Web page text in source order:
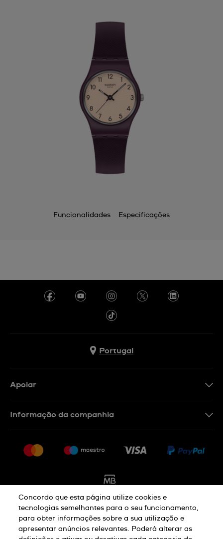
Funcionalidades Especificações
Portugal
Apoiar
Rescindir o contrato
Informação da companhia
Carreiras
Aviso De Privacidade Aviso De Cookies
Concordo que esta página utilize cookies e
tecnologias semelhantes para o seu funcionamento,
para obter informações sobre a sua utilização e
apresentar anúncios relevantes. Poderá alterar as